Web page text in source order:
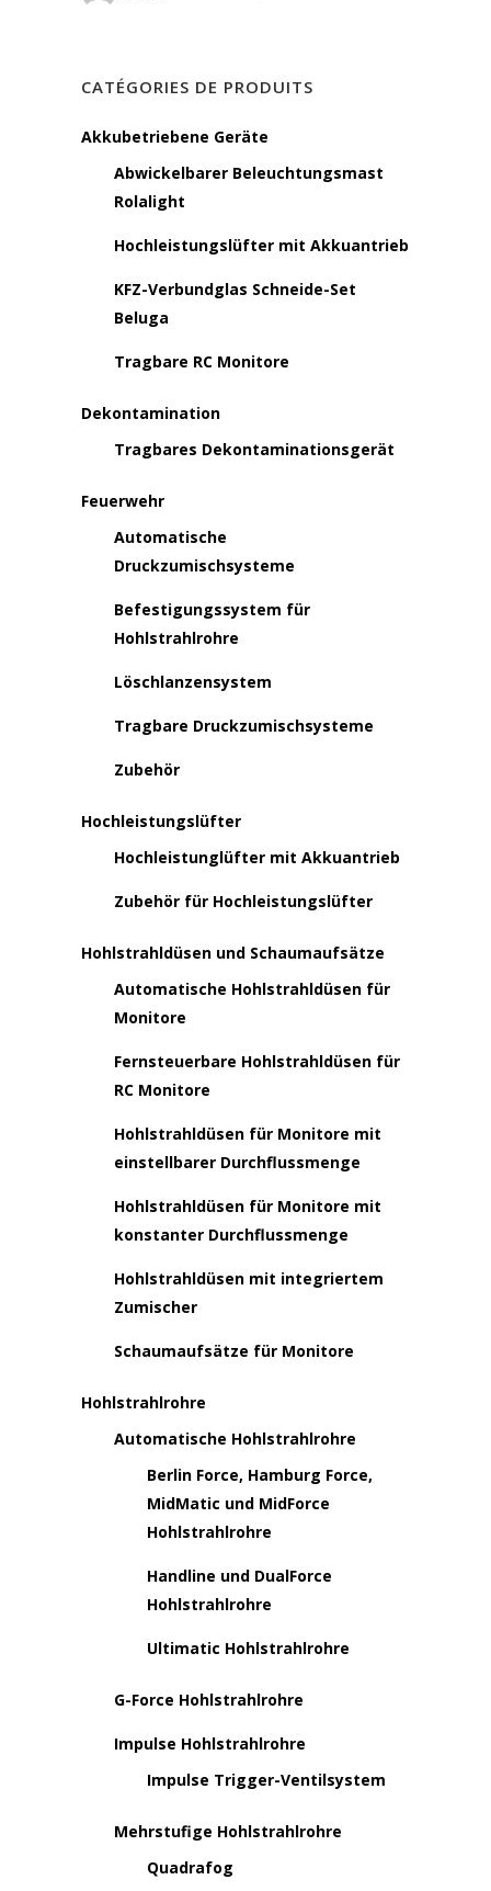
CATÉGORIES DE PRODUITS
Akkubetriebene Geräte
Abwickelbarer Beleuchtungsmast
Rolalight
Hochleistungslüfter mit Akkuantrieb
KFZ-Verbundglas Schneide-Set
Beluga
Tragbare RC Monitore
Dekontamination
Tragbares Dekontaminationsgerät
Feuerwehr
Automatische
Druckzumischsysteme
Befestigungssystem für
Hohlstrahlrohre
Löschlanzensystem
Tragbare Druckzumischsysteme
Zubehör
Hochleistungslüfter
Hochleistunglüfter mit Akkuantrieb
Zubehör für Hochleistungslüfter
Hohlstrahldüsen und Schaumaufsätze
Automatische Hohlstrahldüsen für
Monitore
Fernsteuerbare Hohlstrahldüsen für
RC Monitore
Hohlstrahldüsen für Monitore mit
einstellbarer Durchflussmenge
Hohlstrahldüsen für Monitore mit
konstanter Durchflussmenge
Hohlstrahldüsen mit integriertem
Zumischer
Schaumaufsätze für Monitore
Hohlstrahlrohre
Automatische Hohlstrahlrohre
Berlin Force, Hamburg Force,
MidMatic und MidForce
Hohlstrahlrohre
Handline und DualForce
Hohlstrahlrohre
Ultimatic Hohlstrahlrohre
G-Force Hohlstrahlrohre
Impulse Hohlstrahlrohre
Impulse Trigger-Ventilsystem
Mehrstufige Hohlstrahlrohre
Quadrafog